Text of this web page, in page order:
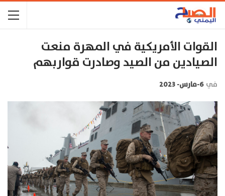
القوات الأمريكية في المهرة منعت
الصيادين من الصيد وصادرت قواربهم
في 6-مارس- 2023